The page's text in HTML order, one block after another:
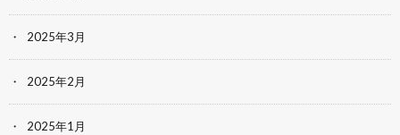
2025年3月
2025年2月
2025年1月